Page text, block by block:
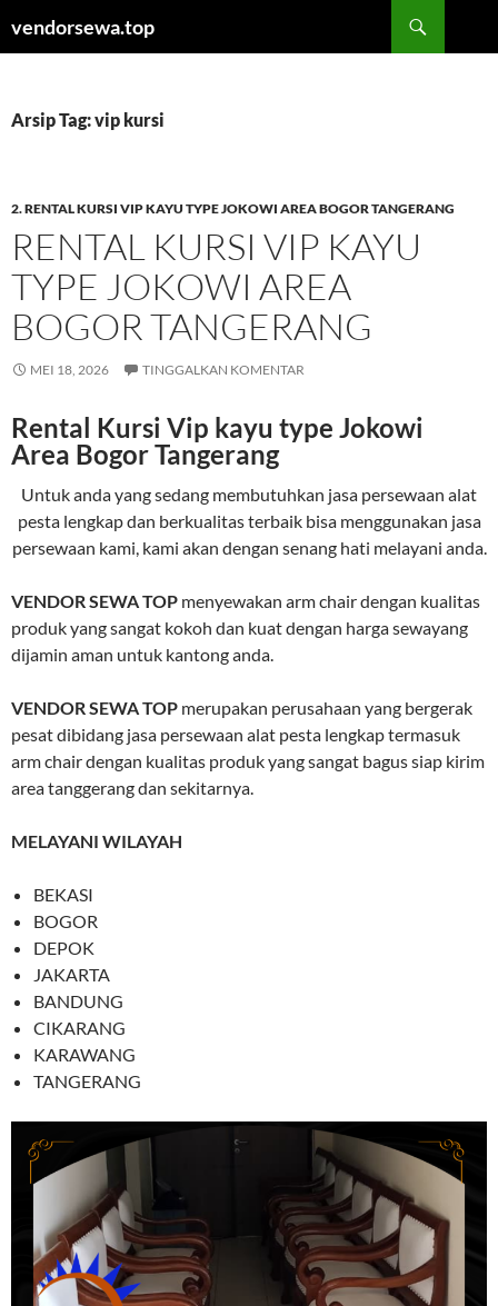
kevendorsewa.top
Arsip Tag: vip kursi
2. RENTAL KURSI VIP KAYU TYPE JOKOWI AREA BOGOR TANGERANG
RENTAL KURSI VIP KAYU
TYPE JOKOWI AREA
BOGOR TANGERANG
MEI 18, 2026 TINGGALKAN KOMENTAR
Rental Kursi Vip kayu type Jokowi
Area Bogor Tangerang
Untuk anda yang sedang membutuhkan jasa persewaan alat
pesta lengkap dan berkualitas terbaik bisa menggunakan jasa
persewaan kami, kami akan dengan senang hati melayani anda.
VENDOR SEWA TOP menyewakan arm chair dengan kualitas
produk yang sangat kokoh dan kuat dengan harga sewayang
dijamin aman untuk kantong anda.
VENDOR SEWA TOP merupakan perusahaan yang bergerak
pesat dibidang jasa persewaan alat pesta lengkap termasuk
arm chair dengan kualitas produk yang sangat bagus siap kirim
area tanggerang dan sekitarnya.
MELAYANI WILAYAH
BEKASI
BOGOR
DEPOK
JAKARTA
BANDUNG
CIKARANG
KARAWANG
TANGERANG